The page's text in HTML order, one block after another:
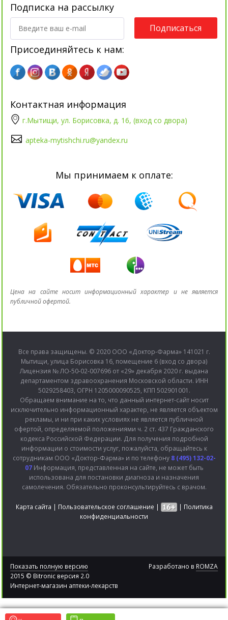
Подписка на рассылку
Подписаться
Присоединяйтесь к нам:
Контактная информация
г.Мытищи, ул. Борисовка, д. 16, (вход со двора)
apteka-mytishchi.ru@yandex.ru
Мы принимаем к оплате:
Цена на сайте носит информационный характер и не является
публичной офертой.
Все права защищены. © 2020 ООО «Доктор-Фарма» 141021 г.
Мытищи, улица Борисовка 16, помещение 6 (вход со двора)
Лицензия № ЛО-50-02-007696 от «29» декабря 2020 г. выдана
департаментом здравоохранения Московской области. ИНН
5029258403, ОГРН 1205000090525, КПП 502901001.
Обращаем внимание на то, что данный интернет-сайт носит
исключительно информационный характер, не является объектом
рекламы, и ни при каких условиях не является публичной
офертой, определяемой положениями ч. 2 ст. 437 Гражданского
кодекса Российской Федерации. Для получения подробной
информации о стоимости услуг, пожалуйста, обращайтесь к
сотрудникам ООО «Доктор-Фарма» и по телефону 8 (495) 132-02-
07Информация, представленная на сайте, не может быть
использована для постановки диагноза и назначения
самолечения. Обязательно проконсультируйтесь с врачом.
Карта сайта | Пользовательское соглашение | | Политика
конфиденциальности
Показать полную версию
2015 © Bitronic версия 2.0
Интернет-магазин аптеки-лекарств
Разработано в ROMZA